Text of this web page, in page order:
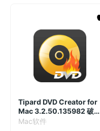
Tipard DVD Creator for
Mac 3.2.50.135982 破解
版 DVD 刻录工具
Mac软件